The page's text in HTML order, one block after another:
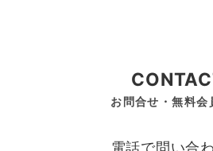
お問合せ・無料会
電話で問い合